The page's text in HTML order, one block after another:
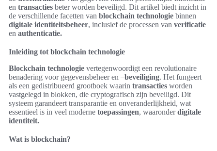
en transacties beter worden beveiligd. Dit artikel biedt inzicht in
de verschillende facetten van blockchain technologie binnen
digitale identiteitsbeheer, inclusief de processen van verificatie
en authenticatie.
Inleiding tot blockchain technologie
Blockchain technologie vertegenwoordigt een revolutionaire
benadering voor gegevensbeheer en –beveiliging. Het fungeert
als een gedistribueerd grootboek waarin transacties worden
vastgelegd in blokken, die cryptografisch zijn beveiligd. Dit
systeem garandeert transparantie en onveranderlijkheid, wat
essentieel is in veel moderne toepassingen, waaronderdigitale
identiteit.
Wat is blockchain?